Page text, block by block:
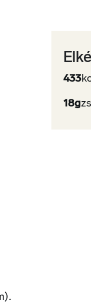
433
18g